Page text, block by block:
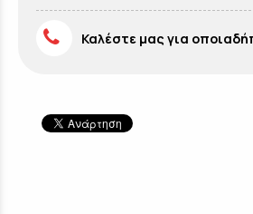
Καλέστε μας για